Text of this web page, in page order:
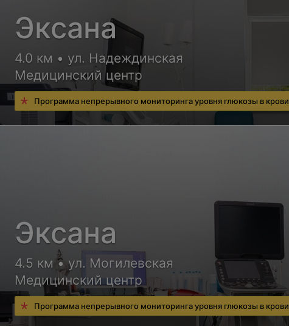
Эксана
4.0 км • ул. Надеждинская
Медицинский центр
Программа непрерывного мониторинга уровня глюкозы в крови
Эксана
4.5 км • ул. Могилевская
Медицинский центр
Программа непрерывного мониторинга уровня глюкозы в крови